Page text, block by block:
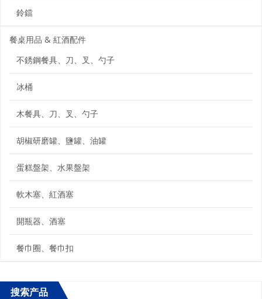
鈴鐺
餐桌用品 & 紅酒配件
不銹鋼餐具、刀、叉、勺子
冰桶
木餐具、刀、叉、勺子
胡椒研磨罐、鹽罐、油罐
蛋糕盤架、水果盤架
軟木塞、紅酒塞
開瓶器、酒塞
餐巾圈、餐巾扣
搜索产品